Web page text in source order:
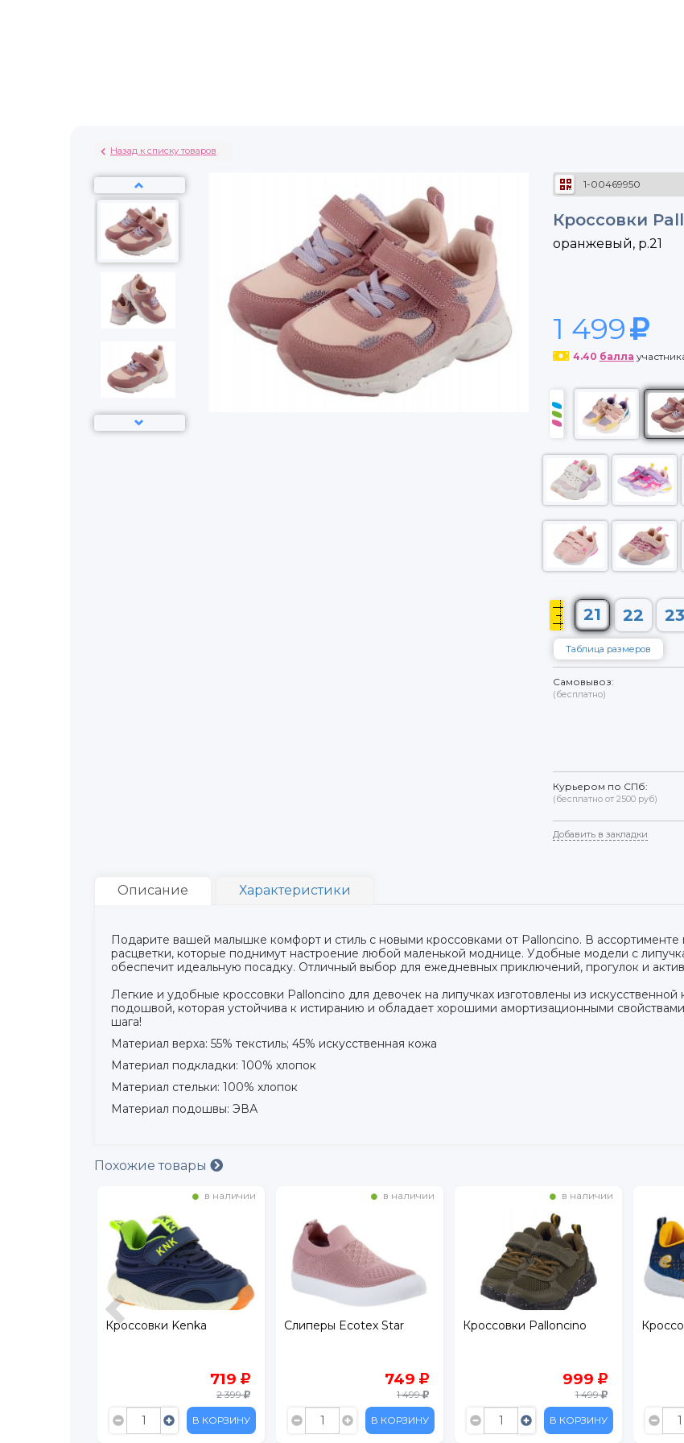
Назад к списку товаров
1-00469950
Кроссовки
оранжевый, р.21
1 499
4.40 балла
21 22 23
Таблица размеров
Самовывоз:
(бесплатно)
Курьером по СПб:
(бесплатно от 2500 руб)
Добавить в закладки
Описание Характеристики
Подарите вашей малышке комфорт и стиль с новыми кроссовками от Palloncino. В
расцветки, которые поднимут настроение любой маленькой моднице. Удобные модели с
обеспечит идеальную посадку. Отличный выбор для ежедневных приключений, прогулок и
Легкие и удобные кроссовки Palloncino для девочек на липучках изготовлены из
подошвой, которая устойчива к истиранию и обладает хорошими амортизационными
шага!
Материал верха: 55% текстиль; 45% искусственная кожа
Материал подкладки: 100% хлопок
Материал стельки: 100% хлопок
Материал подошвы: ЭВА
Похожие товары
в наличии
Кроссовки Kenka
719
2 399
В КОРЗИНУ
в наличии
Слиперы Ecotex Star
749
1 499
В КОРЗИНУ
в наличии
Кроссовки Palloncino
999
1 499
В КОРЗИНУ